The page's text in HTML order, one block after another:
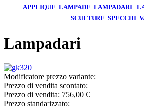
APPLIQUE LAMPADE LAMPADARI
SCULTURE SPECCHI
Lampadari
Modificatore prezzo variante:
Prezzo di vendita scontato:
Prezzo di vendita: 756,00 €
Prezzo standarizzato: